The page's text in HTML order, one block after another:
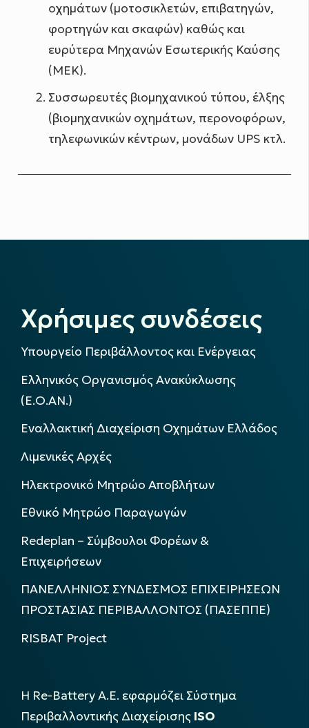
οχημάτων (μοτοσικλετών, επιβατηγών,
φορτηγών και σκαφών) καθώς και
ευρύτερα Μηχανών Εσωτερικής Καύσης
(ΜΕΚ).
Συσσωρευτές βιομηχανικού τύπου, έλξης
(βιομηχανικών οχημάτων, περονοφόρων,
τηλεφωνικών κέντρων, μονάδων UPS κτλ.
Χρήσιμες συνδέσεις
Υπουργείο Περιβάλλοντος και Ενέργειας
Ελληνικός Οργανισμός Ανακύκλωσης
(Ε.Ο.ΑΝ.)
Εναλλακτική Διαχείριση Οχημάτων Ελλάδος
Λιμενικές Αρχές
Ηλεκτρονικό Μητρώο Αποβλήτων
Εθνικό Μητρώο Παραγωγών
Redeplan – Σύμβουλοι Φορέων &
Επιχειρήσεων
ΠΑΝΕΛΛΗΝΙΟΣ ΣΥΝΔΕΣΜΟΣ ΕΠΙΧΕΙΡΗΣΕΩΝ
ΠΡΟΣΤΑΣΙΑΣ ΠΕΡΙΒΑΛΛΟΝΤΟΣ (ΠΑΣΕΠΠΕ)
RISBAT Project
Η Re-Battery Α.Ε. εφαρμόζει Σύστημα
Περιβαλλοντικής Διαχείρισης ISO